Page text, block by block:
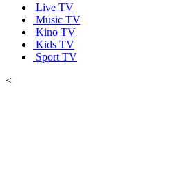
Live TV
Music TV
Kino TV
Kids TV
Sport TV
<